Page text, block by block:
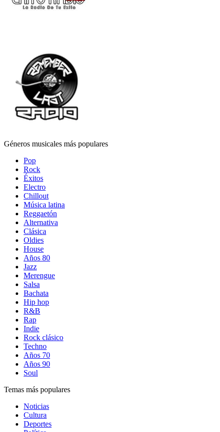
Géneros musicales más populares
Pop
Rock
Éxitos
Electro
Chillout
Música latina
Reggaetón
Alternativa
Clásica
Oldies
House
Años 80
Jazz
Merengue
Salsa
Bachata
Hip hop
R&B
Rap
Indie
Rock clásico
Techno
Años 70
Años 90
Soul
Temas más populares
Noticias
Cultura
Deportes